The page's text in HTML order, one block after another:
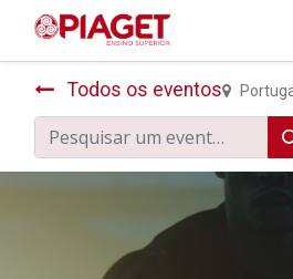
Todos os eventos